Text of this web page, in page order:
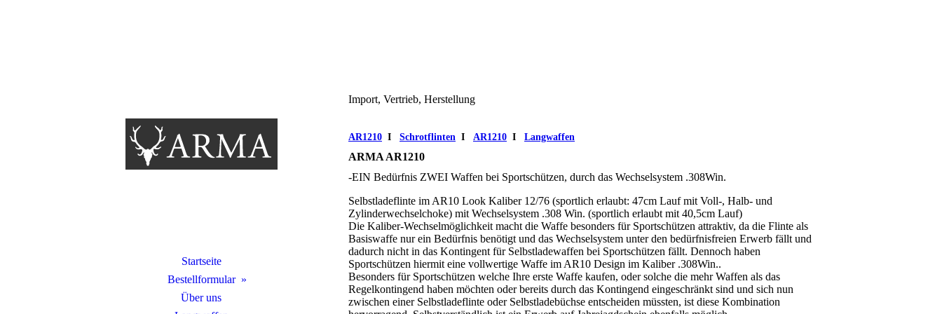
Startseite
Bestellformular
Über uns
Import, Vertrieb, Herstellung
AR1210 I Schrotflinten I AR1210 I Langwaffen
ARMA AR1210
-EIN Bedürfnis ZWEI Waffen bei Sportschützen, durch das Wechselsystem .308Win.
Selbstladeflinte im AR10 Look Kaliber 12/76 (sportlich erlaubt: 47cm Lauf mit Voll-, Halb- und
Zylinderwechselchoke) mit Wechselsystem .308 Win. (sportlich erlaubt mit 40,5cm Lauf)
Die Kaliber-Wechselmöglichkeit macht die Waffe besonders für Sportschützen attraktiv, da die Flinte als
Basiswaffe nur ein Bedürfnis benötigt und das Wechselsystem unter den bedürfnisfreien Erwerb fällt und
dadurch nicht in das Kontingent für Selbstladewaffen bei Sportschützen fällt. Dennoch haben
Sportschützen hiermit eine vollwertige Waffe im AR10 Design im Kaliber .308Win..
Besonders für Sportschützen welche Ihre erste Waffe kaufen, oder solche die mehr Waffen als das
Regelkontingend haben möchten oder bereits durch das Kontingend eingeschränkt sind und sich nun
zwischen einer Selbstladeflinte oder Selbstladebüchse entscheiden müssten, ist diese Kombination